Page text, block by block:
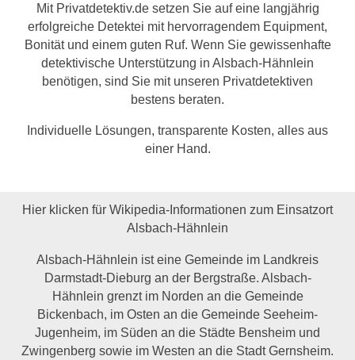
Mit Privatdetektiv.de setzen Sie auf eine langjährig
erfolgreiche Detektei mit hervorragendem Equipment,
Bonität und einem guten Ruf. Wenn Sie gewissenhafte
detektivische Unterstützung in Alsbach-Hähnlein
benötigen, sind Sie mit unseren Privatdetektiven
bestens beraten.
Individuelle Lösungen, transparente Kosten, alles aus
einer Hand.
Hier klicken für Wikipedia-Informationen zum Einsatzort
Alsbach-Hähnlein
Alsbach-Hähnlein ist eine Gemeinde im Landkreis
Darmstadt-Dieburg an der Bergstraße. Alsbach-
Hähnlein grenzt im Norden an die Gemeinde
Bickenbach, im Osten an die Gemeinde Seeheim-
Jugenheim, im Süden an die Städte Bensheim und
Zwingenberg sowie im Westen an die Stadt Gernsheim.